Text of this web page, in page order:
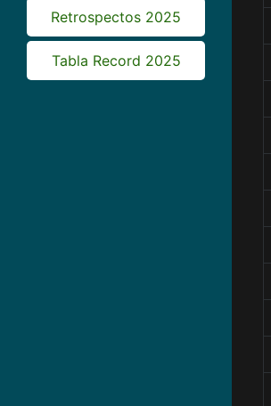
Retrospectos 2025
Tabla Record 2025